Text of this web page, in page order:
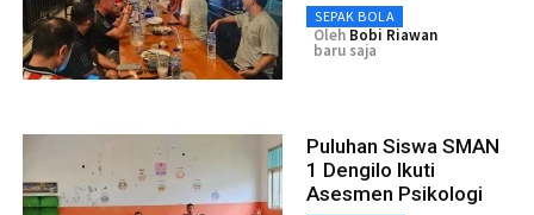
SEPAK BOLA
Oleh Bobi Riawan
baru saja
Puluhan Siswa SMAN
1 Dengilo Ikuti
Asesmen Psikologi